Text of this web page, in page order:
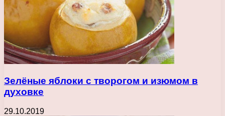
Зелёные яблоки с творогом и изюмом в
духовке
29.10.2019